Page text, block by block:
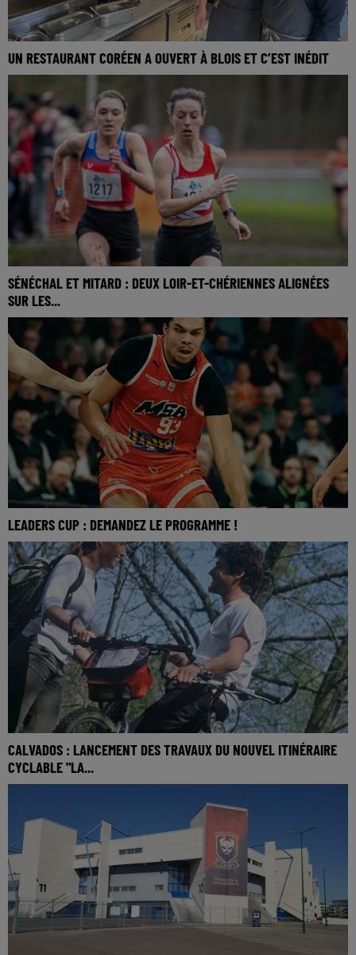
UN RESTAURANT CORÉEN A OUVERT À BLOIS ET C’EST INÉDIT
SÉNÉCHAL ET MITARD : DEUX LOIR-ET-CHÉRIENNES ALIGNÉES
SUR LES...
LEADERS CUP : DEMANDEZ LE PROGRAMME !
CALVADOS : LANCEMENT DES TRAVAUX DU NOUVEL ITINÉRAIRE
CYCLABLE "LA...